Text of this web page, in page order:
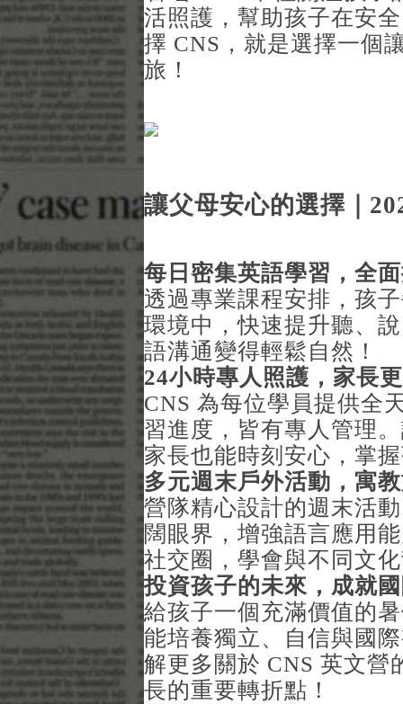
活照護，幫助孩子在安
擇 CNS，就是選擇一個
旅！
讓父母安心的選擇｜
每日密集英語學習，全
透過專業課程安排，孩
環境中，快速提升聽、
語溝通變得輕鬆自然！
24小時專人照護，家長
CNS 為每位學員提供全
習進度，皆有專人管理
家長也能時刻安心，掌
多元週末戶外活動，寓
營隊精心設計的週末活
闊眼界，增強語言應用
社交圈，學會與不同文
投資孩子的未來，成就
給孩子一個充滿價值的
能培養獨立、自信與國
解更多關於 CNS 英文營
長的重要轉折點！